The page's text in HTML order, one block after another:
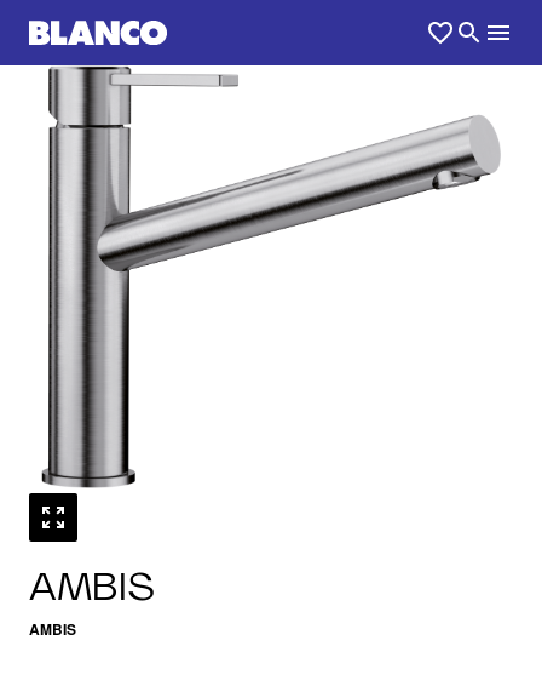
AMBIS
AMBIS